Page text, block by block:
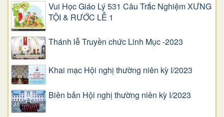
Vui Học Giáo Lý 531 Câu Trắc Nghiệm XƯNG
TỘI & RƯỚC LỄ 1
Thánh lễ Truyền chức Linh Mục -2023
Khai mạc Hội nghị thường niên kỳ I/2023
Biên bản Hội nghị thường niên kỳ I/2023